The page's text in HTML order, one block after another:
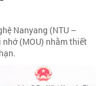
Nanyang (NTU –
(MOU) nhằm thiết